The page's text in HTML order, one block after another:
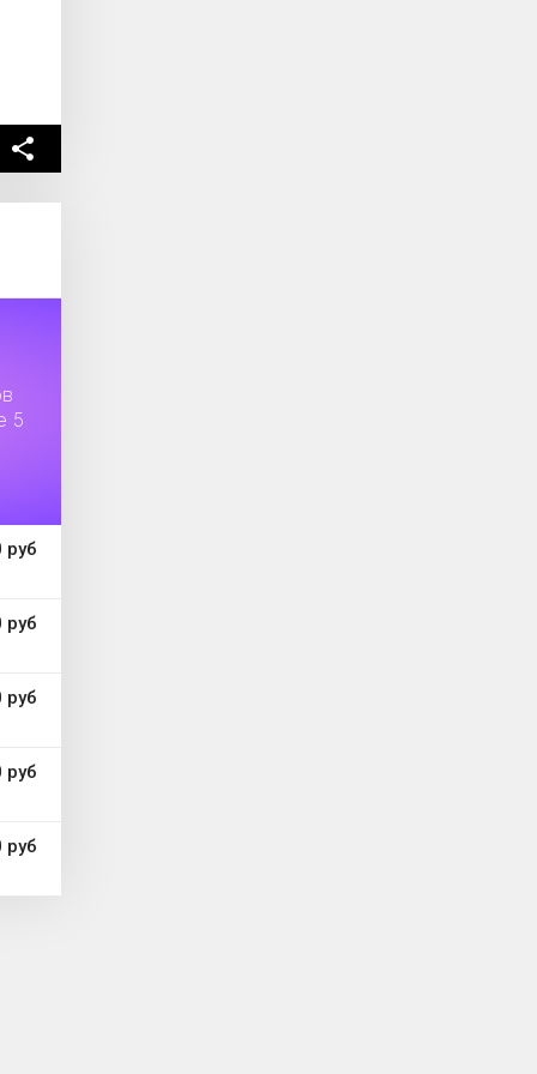
5
руб
руб
руб
руб
руб